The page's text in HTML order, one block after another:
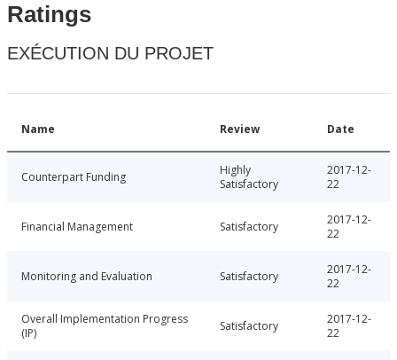
Ratings
EXÉCUTION DU PROJET
Name Review Date
Counterpart Funding
Highly
Satisfactory
2017-12-
22
Financial Management Satisfactory
2017-12-
22
Monitoring and Evaluation Satisfactory
2017-12-
22
Overall Implementation Progress
(IP)
Satisfactory
2017-12-
22